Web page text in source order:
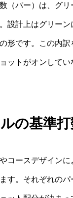
（パー）は、グ
設計上はグリー
形です。この内
ットがオンして
の基準
コースデザイン
す。それぞれの